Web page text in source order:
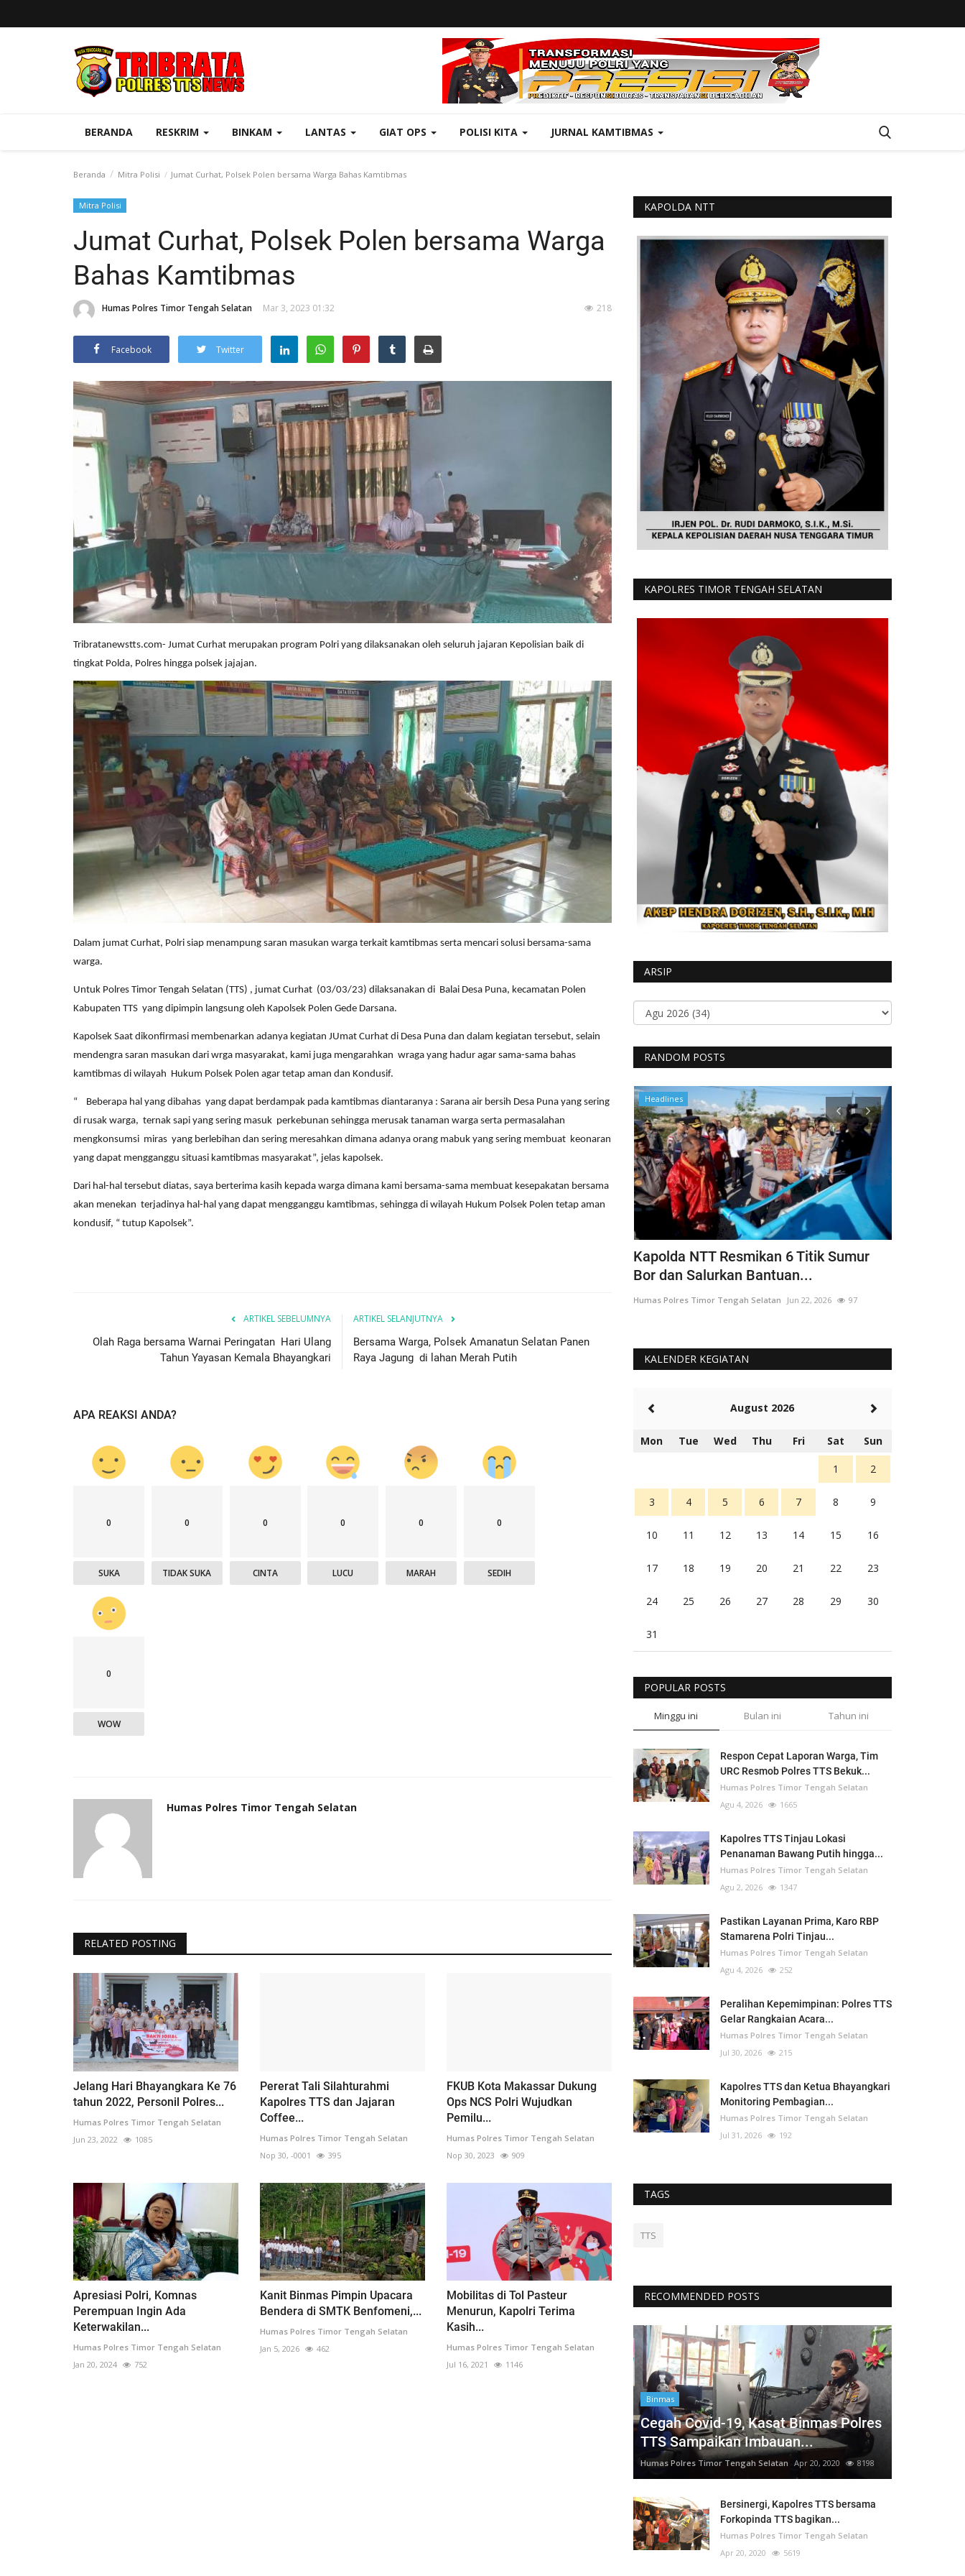
BERANDA RESKRIM BINKAM LANTAS GIAT OPS POLISI KITA JURNAL KAMTIBMAS
Beranda Mitra Polisi Jumat Curhat, Polsek Polen bersama Warga Bahas Kamtibmas
Mitra Polisi
Jumat Curhat, Polsek Polen bersama Warga
Bahas Kamtibmas
Humas Polres Timor Tengah Selatan Mar 3, 2023 01:32 218
Facebook Twitter
Tribratanewstts.com- Jumat Curhat merupakan program Polri yang dilaksanakan oleh seluruh jajaran Kepolisian baik di
tingkat Polda, Polres hingga polsek jajajan.
Dalam jumat Curhat, Polri siap menampung saran masukan warga terkait kamtibmas serta mencari solusi bersama-sama
warga.
Untuk Polres Timor Tengah Selatan (TTS) , jumat Curhat (03/03/23) dilaksanakan di Balai Desa Puna, kecamatan Polen
Kabupaten TTS yang dipimpin langsung oleh Kapolsek Polen Gede Darsana.
Kapolsek Saat dikonfirmasi membenarkan adanya kegiatan JUmat Curhat di Desa Puna dan dalam kegiatan tersebut, selain
mendengra saran masukan dari wrga masyarakat, kami juga mengarahkan wraga yang hadur agar sama-sama bahas
kamtibmas di wilayah Hukum Polsek Polen agar tetap aman dan Kondusif.
“ Beberapa hal yang dibahas yang dapat berdampak pada kamtibmas diantaranya : Sarana air bersih Desa Puna yang sering
di rusak warga, ternak sapi yang sering masuk perkebunan sehingga merusak tanaman warga serta permasalahan
mengkonsumsi miras yang berlebihan dan sering meresahkan dimana adanya orang mabuk yang sering membuat keonaran
yang dapat mengganggu situasi kamtibmas masyarakat”, jelas kapolsek.
Dari hal-hal tersebut diatas, saya berterima kasih kepada warga dimana kami bersama-sama membuat kesepakatan bersama
akan menekan terjadinya hal-hal yang dapat mengganggu kamtibmas, sehingga di wilayah Hukum Polsek Polen tetap aman
kondusif, “ tutup Kapolsek”.
ARTIKEL SEBELUMNYA
Olah Raga bersama Warnai Peringatan Hari Ulang
Tahun Yayasan Kemala Bhayangkari
ARTIKEL SELANJUTNYA
Bersama Warga, Polsek Amanatun Selatan Panen
Raya Jagung di lahan Merah Putih
APA REAKSI ANDA?
0
SUKA
0
TIDAK SUKA
0
CINTA
0
LUCU
0
MARAH
0
SEDIH
0
WOW
Humas Polres Timor Tengah Selatan
RELATED POSTING
Jelang Hari Bhayangkara Ke 76
tahun 2022, Personil Polres...
Humas Polres Timor Tengah Selatan
Jun 23, 2022
1085
Pererat Tali Silahturahmi
Kapolres TTS dan Jajaran
Coffee...
Humas Polres Timor Tengah Selatan
Nop 30, -0001
395
FKUB Kota Makassar Dukung
Ops NCS Polri Wujudkan
Pemilu...
Humas Polres Timor Tengah Selatan
Nop 30, 2023
909
Apresiasi Polri, Komnas
Perempuan Ingin Ada
Keterwakilan...
Humas Polres Timor Tengah Selatan
Jan 20, 2024
752
Kanit Binmas Pimpin Upacara
Bendera di SMTK Benfomeni,...
Humas Polres Timor Tengah Selatan
Jan 5, 2026
462
Mobilitas di Tol Pasteur
Menurun, Kapolri Terima
Kasih...
Humas Polres Timor Tengah Selatan
Jul 16, 2021
1146
KAPOLDA NTT
KAPOLRES TIMOR TENGAH SELATAN
ARSIP
RANDOM POSTS
Polisi Kita Jurnal Kamtibmas Headlines
Kapolda NTT Resmikan 6 Titik Sumur
Bor dan Salurkan Bantuan...
Humas Polres Timor Tengah Selatan Jun 22, 2026 97
KALENDER KEGIATAN
August 2026
Mon Tue Wed Thu Fri Sat Sun
1 2
3 4 5 6 7 8 9
10 11 12 13 14 15 16
17 18 19 20 21 22 23
24 25 26 27 28 29 30
31
POPULAR POSTS
Minggu ini Bulan ini Tahun ini
Respon Cepat Laporan Warga, Tim
URC Resmob Polres TTS Bekuk...
Humas Polres Timor Tengah Selatan
Agu 4, 2026
1665
Kapolres TTS Tinjau Lokasi
Penanaman Bawang Putih hingga...
Humas Polres Timor Tengah Selatan
Agu 2, 2026
1347
Pastikan Layanan Prima, Karo RBP
Stamarena Polri Tinjau...
Humas Polres Timor Tengah Selatan
Agu 4, 2026
252
Peralihan Kepemimpinan: Polres TTS
Gelar Rangkaian Acara...
Humas Polres Timor Tengah Selatan
Jul 30, 2026
215
Kapolres TTS dan Ketua Bhayangkari
Monitoring Pembagian...
Humas Polres Timor Tengah Selatan
Jul 31, 2026
192
TAGS
TTS
RECOMMENDED POSTS
Binmas
Cegah Covid-19, Kasat Binmas Polres
TTS Sampaikan Imbauan...
Humas Polres Timor Tengah Selatan Apr 20, 2020 8198
Bersinergi, Kapolres TTS bersama
Forkopinda TTS bagikan...
Humas Polres Timor Tengah Selatan
Apr 20, 2020
5619